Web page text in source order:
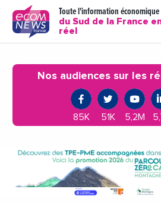
Toute l'information économique
du Sud de la France
réel
Nos audiences sur les
85K 51K 5,2M